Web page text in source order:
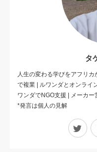
タ
人生の変わる学びをアフリ
で複業 | ルワンダとオンライ
ワンダでNGO支援 | メーカ
*発言は個人の見解